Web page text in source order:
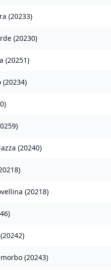
(20233)
(20230)
(20251)
(20234)
)
)
(20240)
)
(20218)
)
(20242)
(20243)